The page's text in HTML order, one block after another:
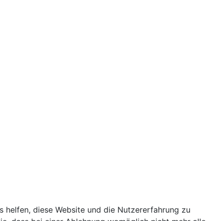
helfen, diese Website und die Nutzererfahrung zu